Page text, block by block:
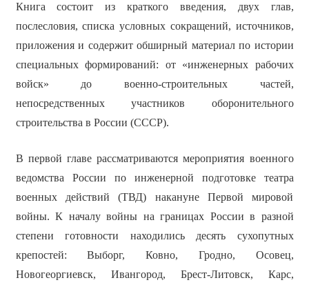
Книга состоит из краткого введения, двух глав,
послесловия, списка условных сокращений, источников,
приложения и содержит обширный материал по истории
специальных формирований: от «инженерных рабочих
войск» до военно-строительных частей,
непосредственных участников оборонительного
строительства в России (СССР).
В первой главе рассматриваются мероприятия военного
ведомства России по инженерной подготовке театра
военных действий (ТВД) накануне Первой мировой
войны. К началу войны на границах России в разной
степени готовности находились десять сухопутных
крепостей: Выборг, Ковно, Гродно, Осовец,
Новогеоргиевск, Ивангород, Брест-Литовск, Карс,